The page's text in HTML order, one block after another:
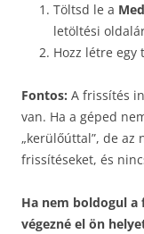
Töltsd le a
letöltési
Hozz létre egy
Fontos: A frissítés
van. Ha a géped
„kerülőúttal”, de az
frissítéseket, és
Ha nem boldogul a
végezné el ön